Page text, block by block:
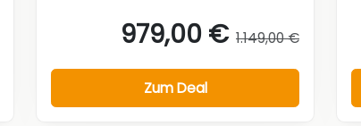
979,00 € 1.149,00 €
Zum Deal